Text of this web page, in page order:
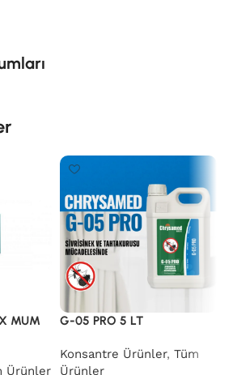
MUM
Ürünler
G-05 PRO 5 LT
Konsantre Ürünler, Tüm
Ürünler